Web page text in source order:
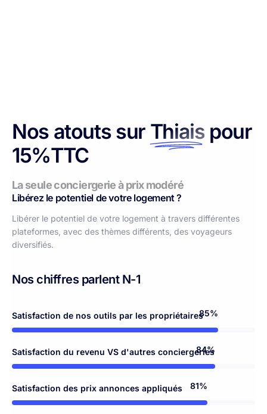
Nos atouts sur Thiais pour
15%TTC
La seule conciergerie à prix modéré
Libérez le potentiel de votre logement ?
Libérer le potentiel de votre logement à travers différentes
plateformes, avec des thèmes différents, des voyageurs
diversifiés.
Nos chiffres parlent N-1
Satisfaction de nos outils par les propriétaires
Satisfaction du revenu VS d'autres conciergeries
Satisfaction des prix annonces appliqués